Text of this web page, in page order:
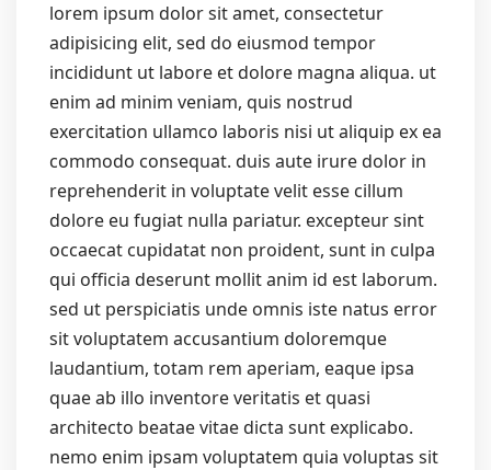
lorem ipsum dolor sit amet, consectetur
adipisicing elit, sed do eiusmod tempor
incididunt ut labore et dolore magna aliqua. ut
enim ad minim veniam, quis nostrud
exercitation ullamco laboris nisi ut aliquip ex ea
commodo consequat. duis aute irure dolor in
reprehenderit in voluptate velit esse cillum
dolore eu fugiat nulla pariatur. excepteur sint
occaecat cupidatat non proident, sunt in culpa
qui officia deserunt mollit anim id est laborum.
sed ut perspiciatis unde omnis iste natus error
sit voluptatem accusantium doloremque
laudantium, totam rem aperiam, eaque ipsa
quae ab illo inventore veritatis et quasi
architecto beatae vitae dicta sunt explicabo.
nemo enim ipsam voluptatem quia voluptas sit